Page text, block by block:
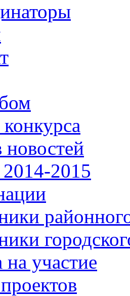
2015
на участие